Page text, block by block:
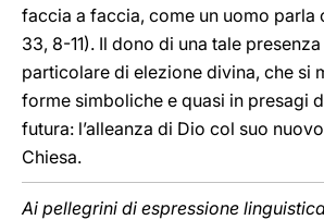
faccia a faccia, come un uomo parla
33, 8-11). Il dono di una tale
particolare di elezione divina, che si
forme simboliche e quasi in presagi
futura: l’alleanza di Dio col suo
Chiesa.
Ai pellegrini di espressione